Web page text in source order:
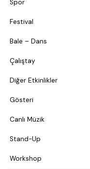
Spor
Festival
Bale – Dans
Çalıştay
Diğer Etkinlikler
Gösteri
Canlı Müzik
Stand-Up
Workshop